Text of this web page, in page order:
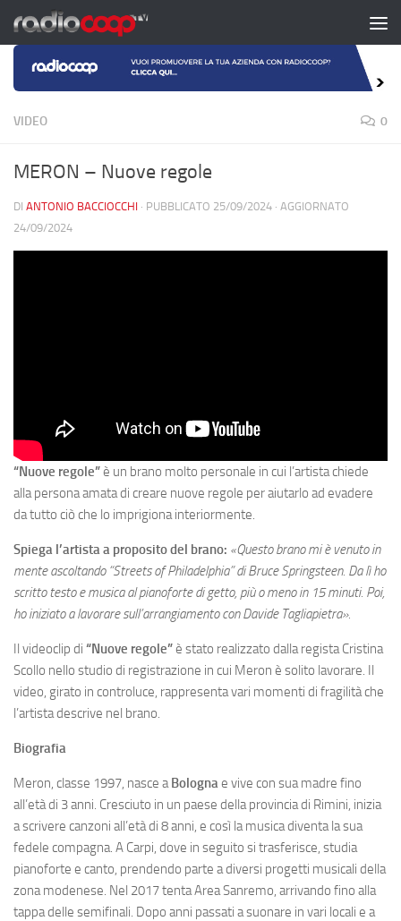
Salta al contenuto
VIDEO 0
MERON – Nuove regole
DI ANTONIO BACCIOCCHI · PUBBLICATO 25/09/2024 · AGGIORNATO
24/09/2024
“Nuove regole”è un brano molto personale in cui l’artista chiede
alla persona amata di creare nuove regole per aiutarlo ad evadere
da tutto ciò che lo imprigiona interiormente.
Spiega l’artista a proposito del brano: «Questo brano mi è venuto in
mente ascoltando “Streets of Philadelphia” di Bruce Springsteen. Da lì ho
scritto testo e musica al pianoforte di getto, più o meno in 15 minuti. Poi,
ho iniziato a lavorare sull’arrangiamento con Davide Tagliapietra».
Il videoclip di “Nuove regole”è stato realizzato dalla regista Cristina
Scollo nello studio di registrazione in cui Meron è solito lavorare. Il
video, girato in controluce, rappresenta vari momenti di fragilità che
l’artista descrive nel brano.
Biografia
Meron, classe 1997, nasce aBolognae vive con sua madre fino
all’età di 3 anni. Cresciuto in un paese della provincia di Rimini, inizia
a scrivere canzoni all’età di 8 anni, e così la musica diventa la sua
fedele compagna. A Carpi, dove in seguito si trasferisce, studia
pianoforte e canto, prendendo parte a diversi progetti musicali della
zona modenese. Nel 2017 tenta Area Sanremo, arrivando fino alla
tappa delle semifinali. Dopo anni passati a suonare in vari locali e a